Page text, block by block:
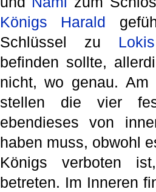
Königs
Harald
Schlüssel zu Lokis
befinden sollte,
nicht, wo genau. Am
stellen die vier
ebendieses von
haben muss, obwohl
Königs verboten
betreten. Im Inneren